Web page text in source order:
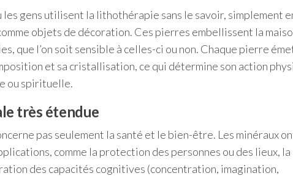
les gens utilisent la lithothérapie sans le savoir, simplement
objets de décoration. Ces pierres embellissent la
que l’on soit sensible à celles-ci ou non. Chaque pierre
et sa cristallisation, ce qui détermine son action
ou spirituelle.
très étendue
pas seulement la santé et le bien-être. Les minéraux
comme la protection des personnes ou des lieux, la
des capacités cognitives (concentration, imagination,